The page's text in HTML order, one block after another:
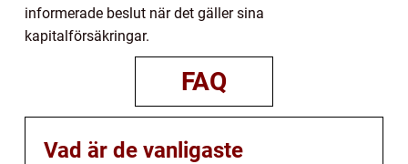
informerade beslut när det gäller sina
kapitalförsäkringar.
FAQ
Vad är de vanligaste